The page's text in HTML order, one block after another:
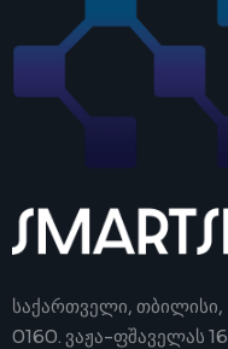
საქართველი, თბილისი,
0160. ვაჟა-ფშაველას 16